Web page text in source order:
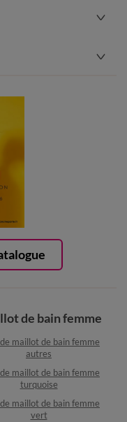
de bain femme
maillot de bain femme
autres
maillot de bain femme
turquoise
maillot de bain femme
vert